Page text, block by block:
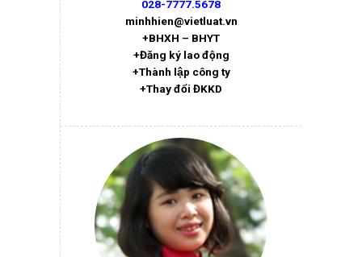
028-7777.5678
minhhien@vietluat.vn
+BHXH – BHYT
+Đăng ký lao động
+Thành lập công ty
+Thay đổi ĐKKD